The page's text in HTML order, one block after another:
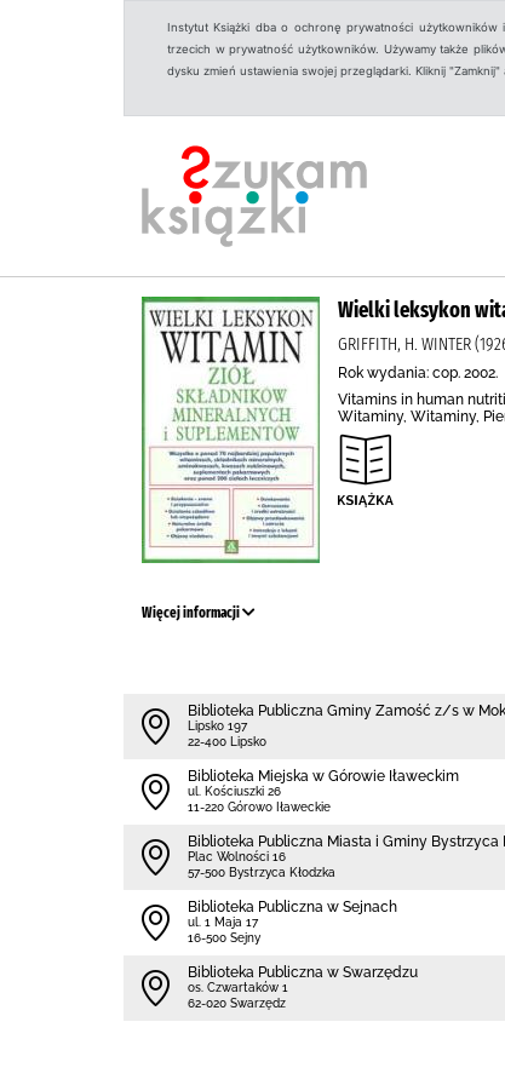
Instytut Książki dba o ochronę prywatności
trzecich w prywatność użytkowników. Używamy także
dysku zmień ustawienia swojej przeglądarki. Kliknij
Wielki leksykon
GRIFFITH, H. WINTER
Rok wydania: cop. 2002.
Vitamins in human
Witaminy, Witaminy,
Więcej informacji
Biblio­teka Publiczna Gminy Zamość z/s w
Lipsko 197
22-400 Lipsko
Biblioteka Miejska w Górowie Iławeckim
ul. Kościuszki 26
11-220 Górowo Iławeckie
Biblioteka Publiczna Miasta i Gminy Bystrzyca
Plac Wolności 16
57-500 Bystrzyca Kłodzka
Biblioteka Publiczna w Sejnach
ul. 1 Maja 17
16-500 Sejny
Biblioteka Publiczna w Swarzędzu
os. Czwartaków 1
62-020 Swarzędz